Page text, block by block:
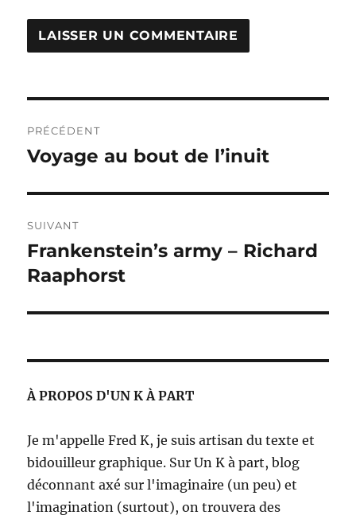
de
PRÉCÉDENT
Publication
Voyage au bout de l’inuit
SUIVANT
Publication
suivante :
Frankenstein’s army – Richard
Raaphorst
À PROPOS D'UN K À PART
Je m'appelle Fred K, je suis artisan du texte et
bidouilleur graphique. Sur Un K à part, blog
déconnant axé sur l'imaginaire (un peu) et
l'imagination (surtout), on trouvera des